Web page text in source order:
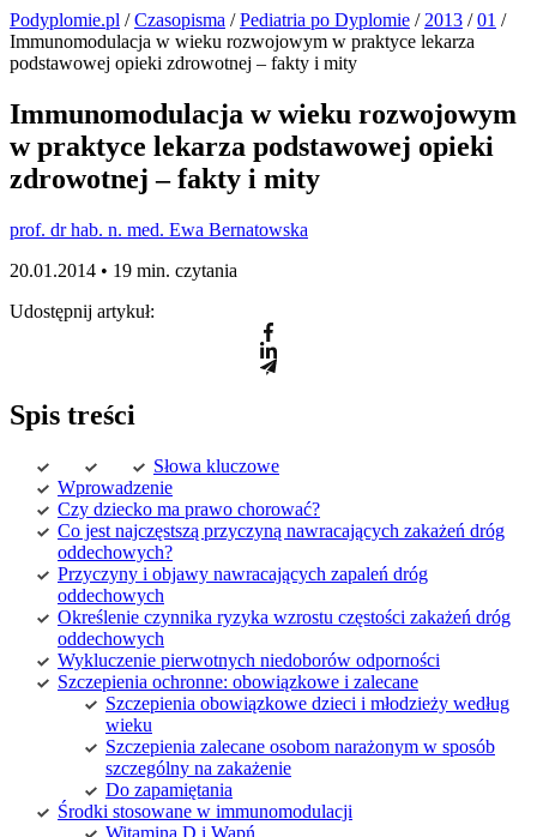
Podyplomie.pl /Czasopisma /Pediatria po Dyplomie / 2013 /01 /
Immunomodulacja w wieku rozwojowym w praktyce lekarza
podstawowej opieki zdrowotnej – fakty i mity
Immunomodulacja w wieku rozwojowym
w praktyce lekarza podstawowej opieki
zdrowotnej – fakty i mity
prof. dr hab. n. med. Ewa Bernatowska
20.01.2014 • 19 min. czytania
Udostępnij artykuł:
Spis treści
Słowa kluczowe
Wprowadzenie
Czy dziecko ma prawo chorować?
Co jest najczęstszą przyczyną nawracających zakażeń dróg
oddechowych?
Przyczyny i objawy nawracających zapaleń dróg
oddechowych
Określenie czynnika ryzyka wzrostu częstości zakażeń dróg
oddechowych
Wykluczenie pierwotnych niedoborów odporności
Szczepienia ochronne: obowiązkowe i zalecane
Szczepienia obowiązkowe dzieci i młodzieży według
wieku
Szczepienia zalecane osobom narażonym w sposób
szczególny na zakażenie
Do zapamiętania
Środki stosowane w immunomodulacji
Witamina D i Wapń